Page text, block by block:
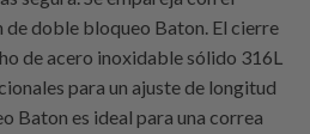
doble bloqueo Baton. El cierre
de acero inoxidable sólido 316L
para un ajuste de longitud
Baton es ideal para una correa